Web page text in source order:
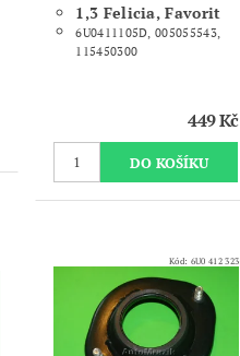
1,3 Felicia, Favorit
6U0411105D, 005055543,
115450300
449 Kč
Kód: 6U0 412 323